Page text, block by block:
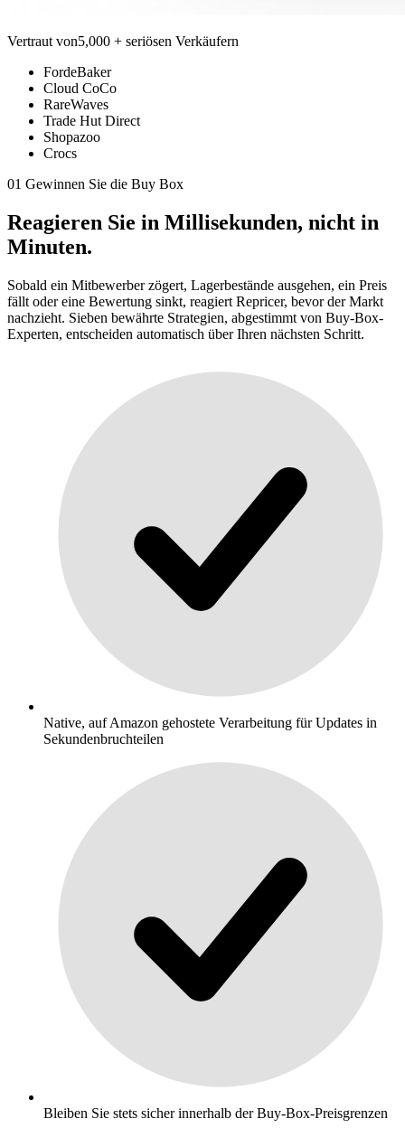
Vertraut von5,000 + seriösen Verkäufern
FordeBaker
Cloud CoCo
RareWaves
Trade Hut Direct
Shopazoo
Crocs
01 Gewinnen Sie die Buy Box
Reagieren Sie in Millisekunden, nicht in
Minuten.
Sobald ein Mitbewerber zögert, Lagerbestände ausgehen, ein Preis
fällt oder eine Bewertung sinkt, reagiert Repricer, bevor der Markt
nachzieht. Sieben bewährte Strategien, abgestimmt von Buy-Box-
Experten, entscheiden automatisch über Ihren nächsten Schritt.
Native, auf Amazon gehostete Verarbeitung für Updates in
Sekundenbruchteilen
Bleiben Sie stets sicher innerhalb der Buy-Box-Preisgrenzen